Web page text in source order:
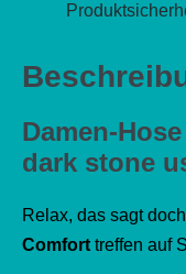
Damen-
dark stone
Relax, das sagt
Comfort treffen auf